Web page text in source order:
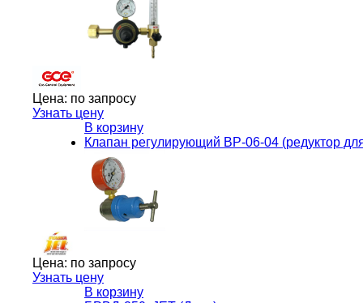
Цена: по запросу
Узнать цену
В корзину
Клапан регулирующий ВР-06-04 (редуктор
Цена: по запросу
Узнать цену
В корзину